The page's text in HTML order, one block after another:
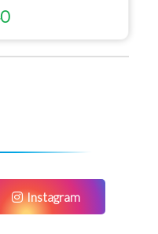
Instagram